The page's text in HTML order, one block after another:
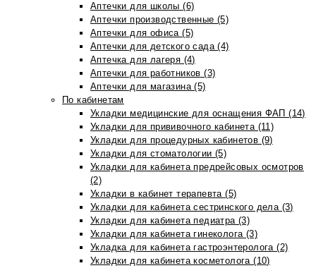
Аптечки для школы (6)
Аптечки производственные (5)
Аптечки для офиса (5)
Аптечки для детского сада (4)
Аптечка для лагеря (4)
Аптечки для работников (3)
Аптечки для магазина (5)
По кабинетам
Укладки медицинские для оснащения ФАП (14)
Укладки для прививочного кабинета (11)
Укладки для процедурных кабинетов (9)
Укладки для стоматологии (5)
Укладки для кабинета предрейсовых осмотров
(2)
Укладки в кабинет терапевта (5)
Укладки для кабинета сестринского дела (3)
Укладки для кабинета педиатра (3)
Укладки для кабинета гинеколога (3)
Укладка для кабинета гастроэнтеролога (2)
Укладки для кабинета косметолога (10)